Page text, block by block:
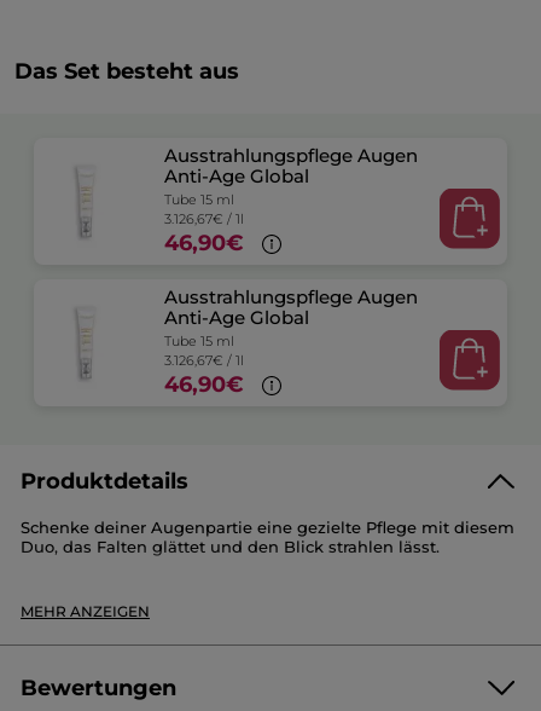
Das Set besteht aus
Ausstrahlungspflege Augen
Anti-Age Global
Tube 15 ml
3.126,67€ / 1l
46,90€
Ausstrahlungspflege Augen
Anti-Age Global
Tube 15 ml
3.126,67€ / 1l
46,90€
Produktdetails
Schenke deiner Augenpartie eine gezielte Pflege mit diesem
Duo, das Falten glättet und den Blick strahlen lässt.
- 2x Anti-Aging-Glow-Pflege (15ml) :
Die Anti-Aging-Glow-Pflege glättet Falten sofort und bringt
werden erschlaffte Lider geliftet und der Blick wirkt
jugendlicher. Ihre mit Goldgarbe angereicherte Formel, die
MEHR ANZEIGEN
Bewertungen